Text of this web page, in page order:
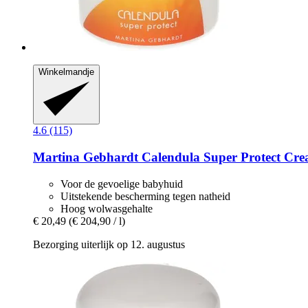
Winkelmandje
4.6 (115)
Martina Gebhardt Calendula Super Protect
Voor de gevoelige babyhuid
Uitstekende bescherming tegen natheid
Hoog wolwasgehalte
€ 20,49 (€ 204,90 / l)
Bezorging uiterlijk op 12. augustus